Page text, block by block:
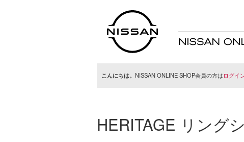
こんにちは。 NISSAN ONLINE SHOP会員の方はログイ
HERITAGE リング